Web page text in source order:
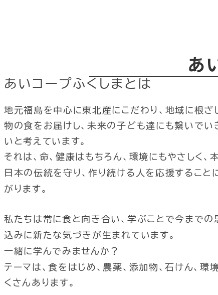
あ
あいコープふくしまとは
地元福島を中心に東北産にこだわり、地域に根ざ
物の食をお届けし、未来の子ども達にも繋いでい
いと考えています。
それは、命、健康はもちろん、環境にもやさしく、
日本の伝統を守り、作り続ける人を応援すること
がります。
私たちは常に食と向き合い、学ぶことで今までの
込みに新たな気づきが生まれています。
一緒に学んでみませんか？
テーマは、食をはじめ、農薬、添加物、石けん、環
くさんあります。